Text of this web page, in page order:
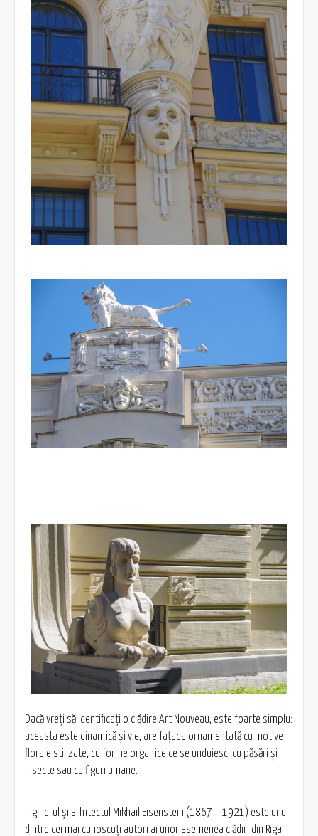
Dacă vreți să identificați o clădire Art Nouveau, este foarte simplu:
aceasta este dinamică și vie, are fațada ornamentată cu motive
florale stilizate, cu forme organice ce se unduiesc, cu păsări și
insecte sau cu figuri umane.
Inginerul și arhitectul Mikhail Eisenstein (1867 – 1921) este unul
dintre cei mai cunoscuți autori ai unor asemenea clădiri din Riga.